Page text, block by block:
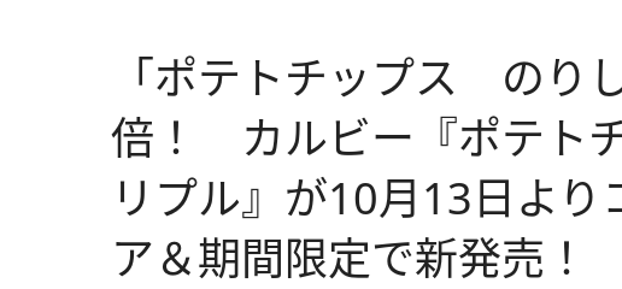
「ポテトチップス のり
倍！ カルビー『ポテト
リプル』が10月13日より
ア＆期間限定で新発売！